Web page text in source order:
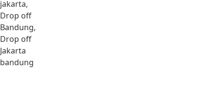
jakarta,
Drop off
Bandung,
Drop off
Jakarta
bandung